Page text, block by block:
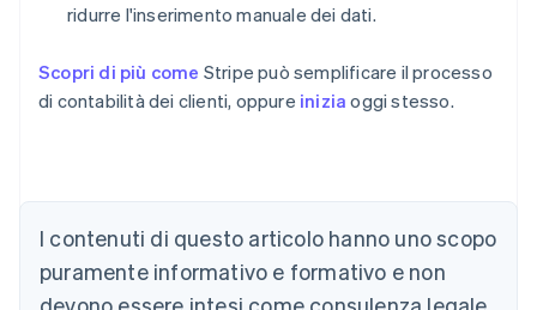
ridurre l'inserimento manuale dei dati.
Scopri di più come Stripe può semplificare il processo
di contabilità dei clienti, oppure inizia oggi stesso.
I contenuti di questo articolo hanno uno scopo
puramente informativo e formativo e non
English
Austria
Deutsch English
Belgio
NederlandsFrançaisDeutschEnglish